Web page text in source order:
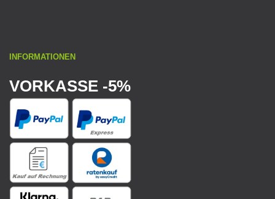
INFORMATIONEN
VORKASSE -5%